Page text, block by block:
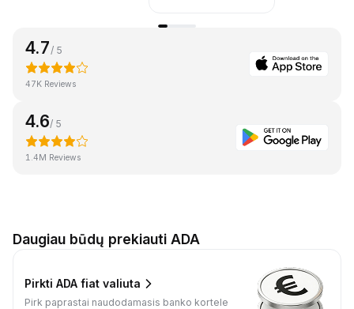
4.7 / 5
47K Reviews
4.6/ 5
1.4M Reviews
Daugiau būdų prekiauti ADA
Pirkti ADA fiat valiuta
Pirk paprastai naudodamasis banko kortele